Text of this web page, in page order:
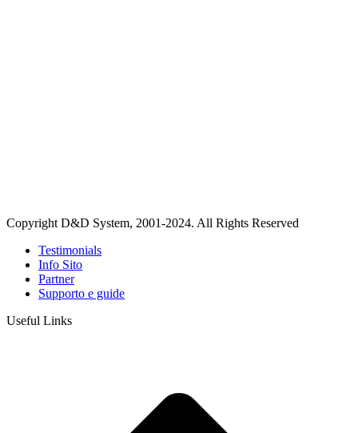
Copyright D&D System, 2001-2024. All Rights Reserved
Testimonials
Info Sito
Partner
Supporto e guide
Useful Links